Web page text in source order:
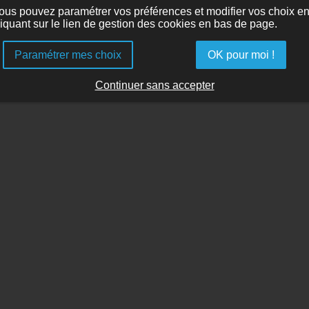
pouvez paramétrer vos préférences et modifier vos choix en
sur le lien de gestion des cookies en bas de page.
Paramétrer mes choix OK pour moi !
Continuer sans accepter